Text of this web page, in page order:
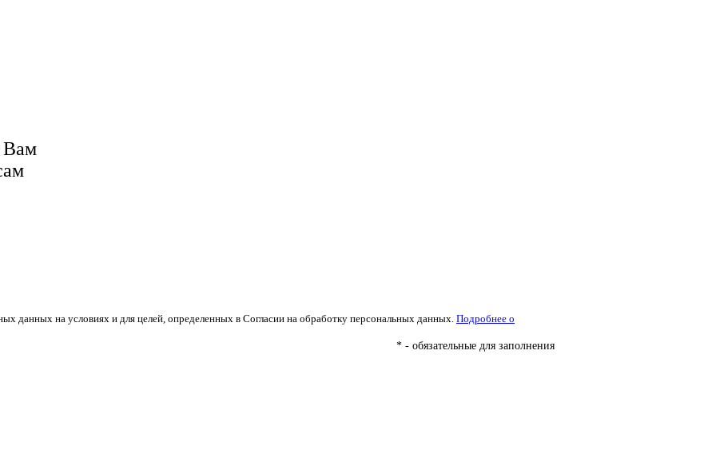
Вам
данных на условиях и для целей, определенных в Согласии на обработку персональных данных. Подробнее о
* - обязательные для заполнения